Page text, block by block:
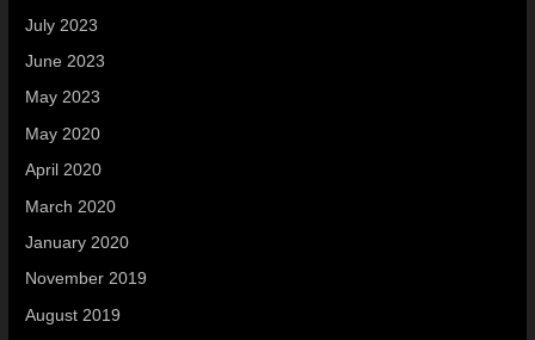
July 2023
June 2023
May 2023
May 2020
April 2020
March 2020
January 2020
November 2019
August 2019